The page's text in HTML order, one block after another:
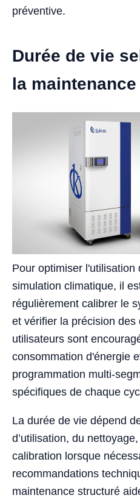
préventive.
Durée de vie
la maintenance
Pour optimiser l'utilisation
simulation climatique, il
régulièrement calibrer le
et vérifier la précision
utilisateurs sont
consommation d'énergie
programmation multi-
spécifiques de chaque
La durée de vie dépend
d’utilisation, du
calibration lorsque
recommandations
maintenance structuré